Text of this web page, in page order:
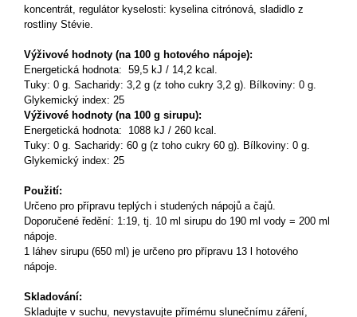
koncentrát, regulátor kyselosti: kyselina citrónová, sladidlo z
rostliny Stévie.
Výživové hodnoty (na 100 g hotového nápoje):
Energetická hodnota: 59,5 kJ / 14,2 kcal.
Tuky: 0 g. Sacharidy: 3,2 g (z toho cukry 3,2 g). Bílkoviny: 0 g.
Glykemický index: 25
Výživové hodnoty (na 100 g sirupu):
Energetická hodnota: 1088 kJ / 260 kcal.
Tuky: 0 g. Sacharidy: 60 g (z toho cukry 60 g). Bílkoviny: 0 g.
Glykemický index: 25
Použití:
Určeno pro přípravu teplých i studených nápojů a čajů.
Doporučené ředění: 1:19, tj. 10 ml sirupu do 190 ml vody = 200 ml
nápoje.
1 láhev sirupu (650 ml) je určeno pro přípravu 13 l hotového
nápoje.
Skladování:
Skladujte v suchu, nevystavujte přímému slunečnímu záření,